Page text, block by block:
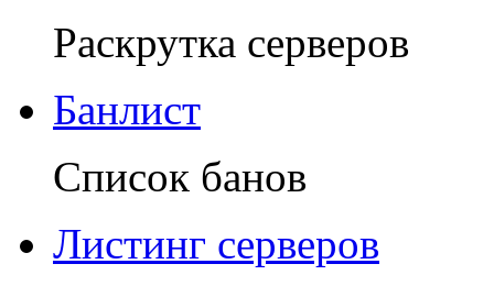
Раскрутка серверов
Банлист
Список банов
Листинг серверов